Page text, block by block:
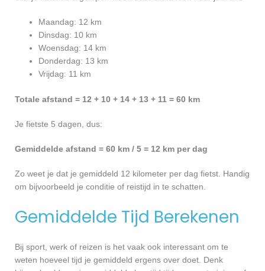
Maandag: 12 km
Dinsdag: 10 km
Woensdag: 14 km
Donderdag: 13 km
Vrijdag: 11 km
Totale afstand = 12 + 10 + 14 + 13 + 11 = 60 km
Je fietste 5 dagen, dus:
Gemiddelde afstand = 60 km / 5 = 12 km per dag
Zo weet je dat je gemiddeld 12 kilometer per dag fietst. Handig
om bijvoorbeeld je conditie of reistijd in te schatten.
Gemiddelde Tijd Berekenen
Bij sport, werk of reizen is het vaak ook interessant om te
weten hoeveel tijd je gemiddeld ergens over doet. Denk